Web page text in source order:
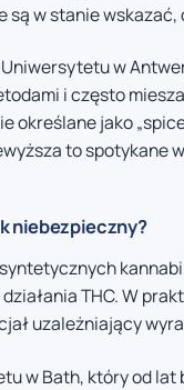
są w stanie wskazać,
w
i często
określane jako
to spotykane
niebezpieczny?
THC. W
uzależniający
w Bath, który od